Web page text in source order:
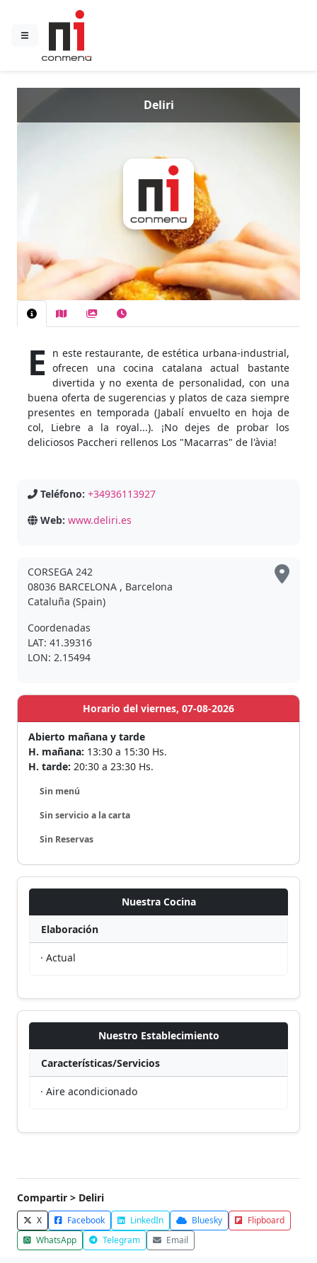
Deliri
E
n este restaurante, de estética urbana-industrial,
ofrecen una cocina catalana actual bastante
divertida y no exenta de personalidad, con una
buena oferta de sugerencias y platos de caza siempre
presentes en temporada (Jabalí envuelto en hoja de
col, Liebre a la royal...). ¡No dejes de probar los
deliciosos Paccheri rellenos Los "Macarras" de l'àvia!
Teléfono: +34936113927
Web: www.deliri.es
CORSEGA 242
08036 BARCELONA , Barcelona
Cataluña (Spain)
Coordenadas
LAT: 41.39316
LON: 2.15494
Horario del viernes, 07-08-2026
Abierto mañana y tarde
H. mañana: 13:30 a 15:30 Hs.
H. tarde: 20:30 a 23:30 Hs.
Sin menú
Sin servicio a la carta
Sin Reservas
Nuestra Cocina
Elaboración
· Actual
Nuestro Establecimiento
Características/Servicios
· Aire acondicionado
Compartir > Deliri
X Facebook LinkedIn Bluesky
Flipboard
WhatsApp
Telegram Email